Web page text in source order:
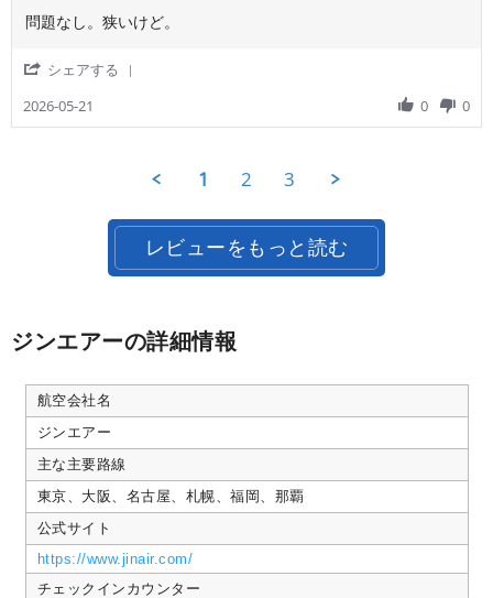
ご
い
ま
た
っ
で
す。
り
が
on
Review
ご
利
者
様
review
問
題
し。
狭
問題なし。狭いけど。
シェアする
by
用
様
on
21
May
2026-05-21 0 0
1 2 3
レビューをもっと読む
ジンエアーの詳細情報
航空会社名
ジンエアー
主な主要路線
東京、大阪、名古屋、札幌、福岡、那覇
公式サイト
https://www.jinair.com/
チェックインカウンター